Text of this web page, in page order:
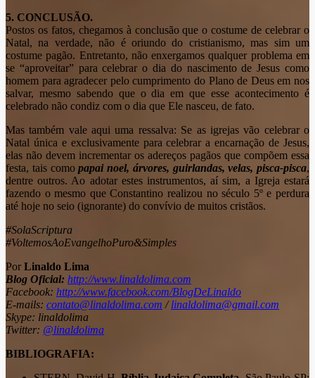
5. CONCLUSÃO.
Postos os fatos, chegamos à conclusão que o costume de celebrar o
Natal, na verdade, não é oriundo do cristianismo, mas sim um
costume pagão. Entretanto, não enxergamos qualquer problema em
se “aproveitar” para celebrar o dia do nascimento de Jesus como
homem para agradecer pelo cumprimento do Plano de Deus em nos
salvar, mesmo sabendo que o dia em que esse acontecimento é
celebrado não condiz com o dia que Ele nasceu, de fato.
Mas também vale aqui uma ressalva: Se as igrejas vão celebrar o
Natal única e exclusivamente para celebrar a encarnação de Jesus,
elas não devem incrementar os adereços pagãos que compõem essa
festa, tais comopapai noel, árvores, guirlandas, velas, pisca-pisca,
dentre outros. Ao adotar estes instrumentos, aí sim, a Igreja estará
fazendo o mesmo que Constantino realizou no século 5º e perdura
até hoje no seio (ignorante) do convívio de muitos cristãos.
#SolaScriptura
#VoltemosAoEvangelhoPuro&Simples
Por Linaldo Lima
Blog Oficial: http://www.linaldolima.com
Facebook: http://www.facebook.com/BlogDeLinaldo
E-mails: contato@linaldolima.com /linaldolima@gmail.com
Skype: linaldolima
Twitter: @linaldolima
BIBLIOGRAFIA: